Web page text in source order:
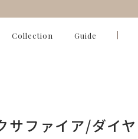
Collection Guide
サファイア/ダイ